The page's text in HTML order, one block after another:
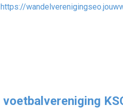
https://
voetbalvereniging